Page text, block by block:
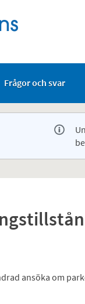
Frågor och svar
ansöka om